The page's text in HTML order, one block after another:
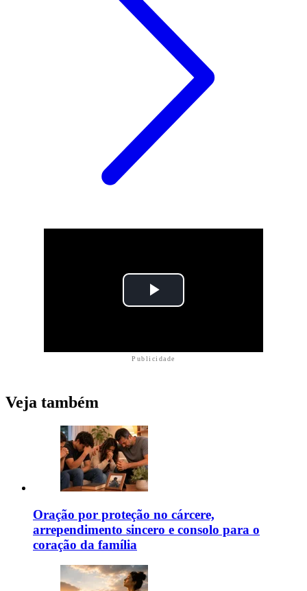
Publicidade
Veja também
Oração por proteção no cárcere,
arrependimento sincero e consolo para o
coração da família